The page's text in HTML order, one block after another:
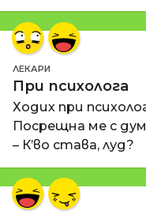
ЛЕКАРИ
При психолога
Ходих при
Посрещна ме с
– К’во става, луд?